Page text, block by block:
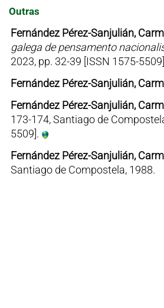
Outras
Fernández Pérez-Sanjulián,
galega de pensamento
2023, pp. 32-39 [ISSN 1575-
Fernández Pérez-Sanjulián,
Fernández Pérez-Sanjulián,
173-174, Santiago de
5509].
Fernández Pérez-Sanjulián,
Santiago de Compostela, 1988.